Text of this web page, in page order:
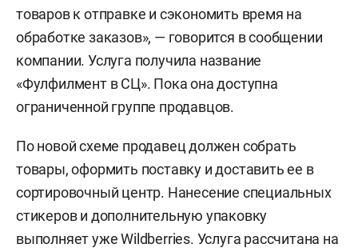
товаров к отправке и сэкономить время на
обработке заказов», — говорится в сообщении
компании. Услуга получила название
«Фулфилмент в СЦ». Пока она доступна
ограниченной группе продавцов.
По новой схеме продавец должен собрать
товары, оформить поставку и доставить ее в
сортировочный центр. Нанесение специальных
стикеров и дополнительную упаковку
выполняет уже Wildberries. Услуга рассчитана на